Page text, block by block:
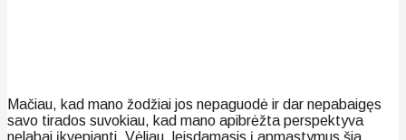
Mačiau, kad mano žodžiai jos nepaguodė ir dar nepabaigęs
savo tirados suvokiau, kad mano apibrėžta perspektyva
nelabai įkvepianti. Vėliau, leisdamasis į apmastymus šia